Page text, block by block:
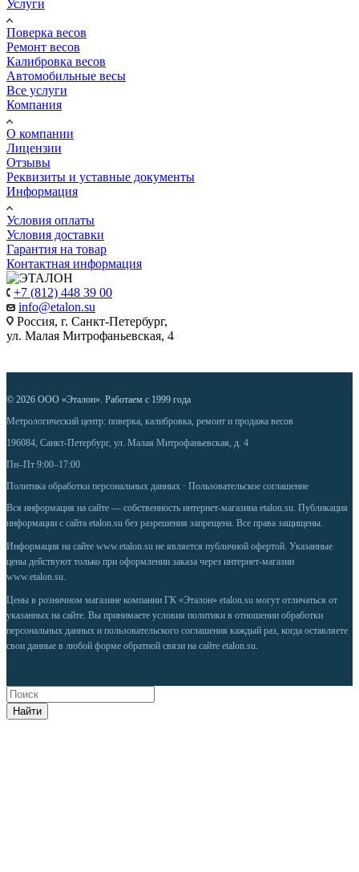
Услуги
Поверка весов
Ремонт весов
Калибровка весов
Автомобильные весы
Все услуги
Компания
О компании
Лицензии
Отзывы
Реквизиты и уставные документы
Информация
Условия оплаты
Условия доставки
Гарантия на товар
Контактная информация
+7 (812) 448 39 00
info@etalon.su
Россия, г. Санкт-Петербург,
ул. Малая Митрофаньевская, 4
© 2026 ООО «Эталон». Работаем с 1999 года
Метрологический центр: поверка, калибровка, ремонт и продажа весов
196084, Санкт-Петербург, ул. Малая Митрофаньевская, д. 4
Пн–Пт 9:00–17:00
Политика обработки персональных данных · Пользовательское соглашение
Вся информация на сайте — собственность интернет-магазина etalon.su. Публикация
информации с сайта etalon.su без разрешения запрещена. Все права защищены.
Информация на сайте www.etalon.su не является публичной офертой. Указанные
цены действуют только при оформлении заказа через интернет-магазин
www.etalon.su
Цены в розничном магазине компании ГК «Эталон» etalon.su могут отличаться от
указанных на сайте. Вы принимаете условия политики в отношении обработки
персональных данных и пользовательского соглашения каждый раз, когда оставляете
свои данные в любой форме обратной связи на сайте etalon.su.
Найти